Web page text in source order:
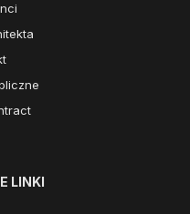
LINKI